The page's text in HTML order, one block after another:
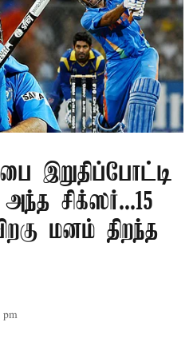
இறுதிப்போட்டி
சிக்ஸர்...15
மனம் திறந்த
pm